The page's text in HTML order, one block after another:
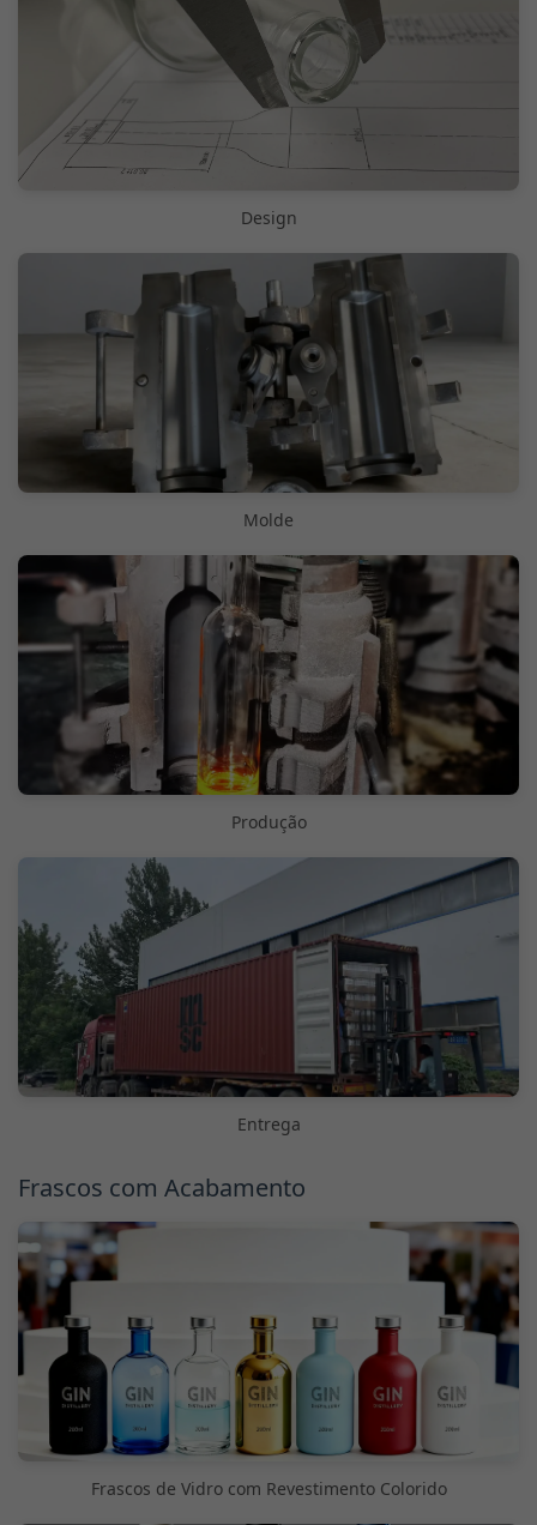
Design
Molde
Produção
Entrega
Frascos com Acabamento
Frascos de Vidro com Revestimento Colorido